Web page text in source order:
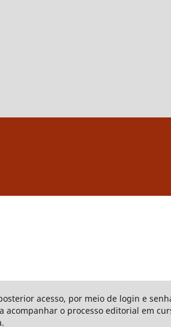
acesso, por meio de login e
acompanhar o processo editorial em